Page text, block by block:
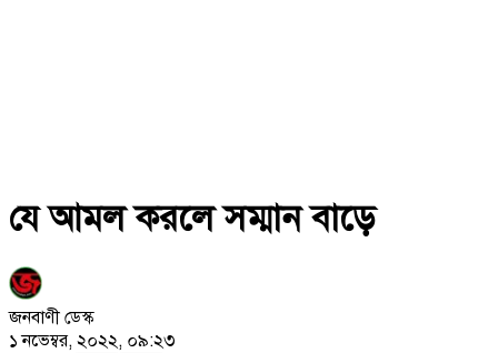
যে আমল করলে সম্মান বাড়ে
জনবাণী ডেস্ক
১ নভেম্বর, ২০২২, ০৯:২৩